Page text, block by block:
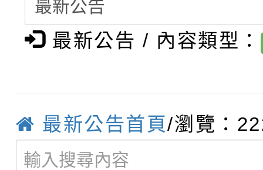
結果(第5招)
學年度第1學期第9次代
結果(第4招)
【甄選結果(第12招)】
學年度第1學期第7次代
轉知：桃園市115學年
賽實施要點
比賽實施要點」
轉知：「115年金融知
動辦法」
轉知臺中市政府政風處
最新公告 / 內容類型：
最新公告首頁/瀏覽：